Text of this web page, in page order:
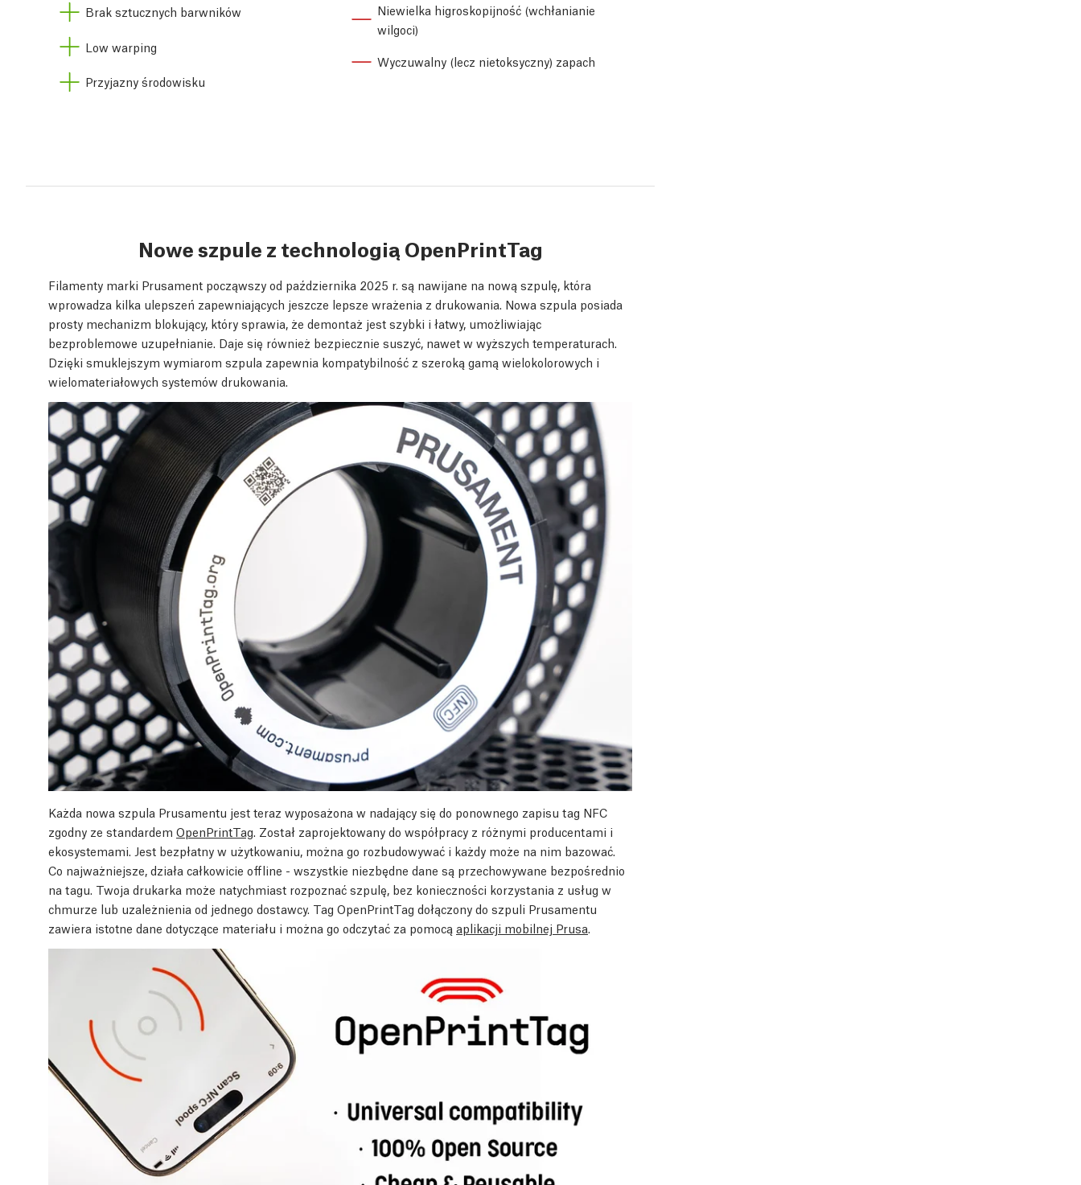
Brak sztucznych barwników
Low warping
Przyjazny środowisku
Niewielka higroskopijność (wchłanianie
wilgoci)
Wyczuwalny (lecz nietoksyczny) zapach
Nowe szpule z technologią OpenPrintTag
Filamenty marki Prusament począwszy od października 2025 r. są nawijane na nową szpulę, która
wprowadza kilka ulepszeń zapewniających jeszcze lepsze wrażenia z drukowania. Nowa szpula posiada
prosty mechanizm blokujący, który sprawia, że demontaż jest szybki i łatwy, umożliwiając
bezproblemowe uzupełnianie. Daje się również bezpiecznie suszyć, nawet w wyższych temperaturach.
Dzięki smuklejszym wymiarom szpula zapewnia kompatybilność z szeroką gamą wielokolorowych i
wielomateriałowych systemów drukowania.
Każda nowa szpula Prusamentu jest teraz wyposażona w nadający się do ponownego zapisu tag NFC
zgodny ze standardem OpenPrintTag . Został zaprojektowany do współpracy z różnymi producentami i
ekosystemami. Jest bezpłatny w użytkowaniu, można go rozbudowywać i każdy może na nim bazować.
Co najważniejsze, działa całkowicie offline - wszystkie niezbędne dane są przechowywane bezpośrednio
na tagu. Twoja drukarka może natychmiast rozpoznać szpulę, bez konieczności korzystania z usług w
chmurze lub uzależnienia od jednego dostawcy. Tag OpenPrintTag dołączony do szpuli Prusamentu
zawiera istotne dane dotyczące materiału i można go odczytać za pomocą aplikacji mobilnej Prusa